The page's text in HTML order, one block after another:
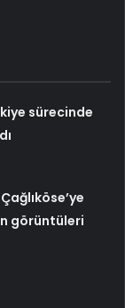
sürecinde
görüntüleri